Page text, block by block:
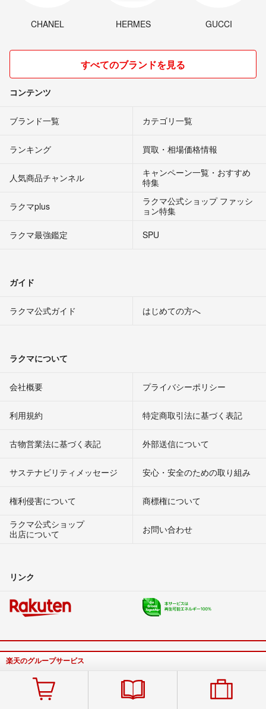
CHANEL HERMES GUCCI
すべてのブランドを見る
コンテンツ
ブランド一覧 カテゴリ一覧
ランキング 買取・相場価格情報
人気商品チャンネル
キャンペーン一覧・おすすめ
特集
ラクマplus
ラクマ公式ショップ ファッシ
ョン特集
ラクマ最強鑑定
SPU
ガイド
ラクマ公式ガイド はじめての方へ
ラクマについて
会社概要 プライバシーポリシー
利用規約 特定商取引法に基づく表記
古物営業法に基づく表記 外部送信について
サステナビリティメッセージ 安心・安全のための取り組み
権利侵害について
商標権について
ラクマ公式ショップ
出店について
お問い合わせ
リンク
楽天のグループサービス